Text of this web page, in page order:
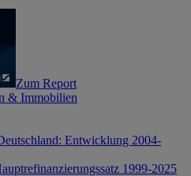
Zum Report
& Immobilien
Entwicklung 2004-
1999-2025